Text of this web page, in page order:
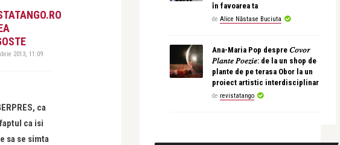
2013, 11:09
ca
ca isi
sa se simta
în favoarea ta
de Alice Năstase Buciuta
Ana-Maria Pop despre 𝐶𝑜𝑣𝑜𝑟
𝑃𝑙𝑎𝑛𝑡𝑒 𝑃𝑜𝑒𝑧𝑖𝑒: de la un shop de
plante de pe terasa Obor la un
proiect artistic interdisciplinar
de revistatango